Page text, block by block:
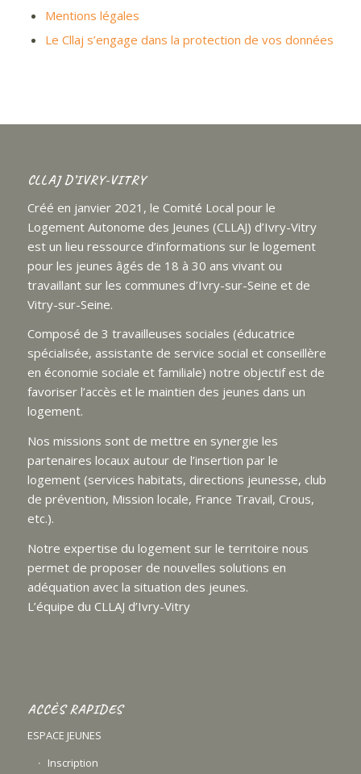
Mentions légales
Le Cllaj s’engage dans la protection de vos données
CLLAJ D’IVRY-VITRY
Créé en janvier 2021, le Comité Local pour le
Logement Autonome des Jeunes (CLLAJ) d’Ivry-Vitry
est un lieu ressource d’informations sur le logement
pour les jeunes âgés de 18 à 30 ans vivant ou
travaillant sur les communes d’Ivry-sur-Seine et de
Vitry-sur-Seine.
Composé de 3 travailleuses sociales (éducatrice
spécialisée, assistante de service social et conseillère
en économie sociale et familiale) notre objectif est de
favoriser l’accès et le maintien des jeunes dans un
logement.
Nos missions sont de mettre en synergie les
partenaires locaux autour de l’insertion par le
logement (services habitats, directions jeunesse, club
de prévention, Mission locale, France Travail, Crous,
etc.).
Notre expertise du logement sur le territoire nous
permet de proposer de nouvelles solutions en
adéquation avec la situation des jeunes.
L’équipe du CLLAJ d’Ivry-Vitry
ACCÈS RAPIDES
ESPACE JEUNES
Inscription